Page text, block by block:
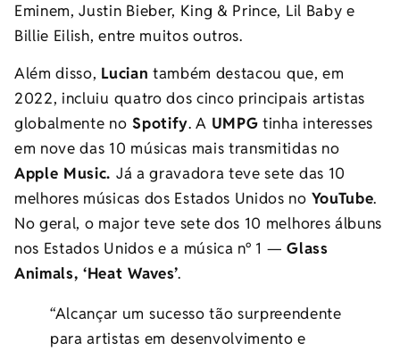
Eminem, Justin Bieber, King & Prince, Lil Baby e
Billie Eilish, entre muitos outros.
Além disso, Lucian também destacou que, em
2022, incluiu quatro dos cinco principais artistas
globalmente no Spotify. A UMPG tinha interesses
em nove das 10 músicas mais transmitidas no
Apple Music. Já a gravadora teve sete das 10
melhores músicas dos Estados Unidos no YouTube.
No geral, o major teve sete dos 10 melhores álbuns
nos Estados Unidos e a música nº 1 —Glass
Animals, ‘Heat Waves’.
“Alcançar um sucesso tão surpreendente
para artistas em desenvolvimento e